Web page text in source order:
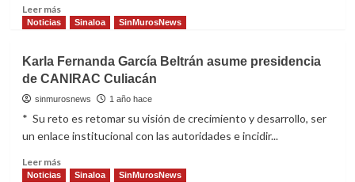
empresas
Mazatlán
Leer másRead
more
Sectur
Sinaloa
presenta
de
2025
Noticias Sinaloa SinMurosNews
Karla Fernanda García Beltrán asume presidencia
de CANIRAC Culiacán
sinmurosnews 1 año hace
* Su reto es retomar su visión de crecimiento y desarrollo, ser
un enlace institucional con las autoridades e incidir...
Leer másRead
more
Noticias Sinaloa SinMurosNews